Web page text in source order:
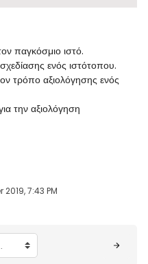
παγκόσμιο ιστό.
ενός ιστότοπου.
τρόπο αξιολόγησης ενός
την αξιολόγηση
7:43 PM